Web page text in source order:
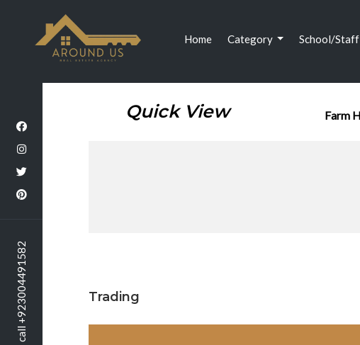
call +923004491582
Home(current)
Category School/Staff
Quick View Farm
Trading